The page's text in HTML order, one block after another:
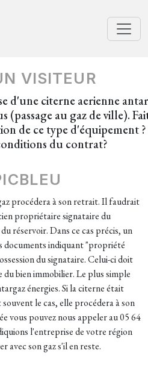
VISITEUR
d'une citerne aerienne
(passage au gaz de ville).
de ce type d'équipement ?
du contrat?
procédera à son retrait. Il faudrait
propriétaire signataire du
réservoir. Dans ce cas précis, un
documents indiquant "propriété
du signataire. Celui-ci doit
bien immobilier. Le plus simple
énergies. Si la citerne était
le cas, elle procédera à son
vous pouvez nous appeler au 05 64
l'entreprise de votre région
avec son gaz s'il en reste.